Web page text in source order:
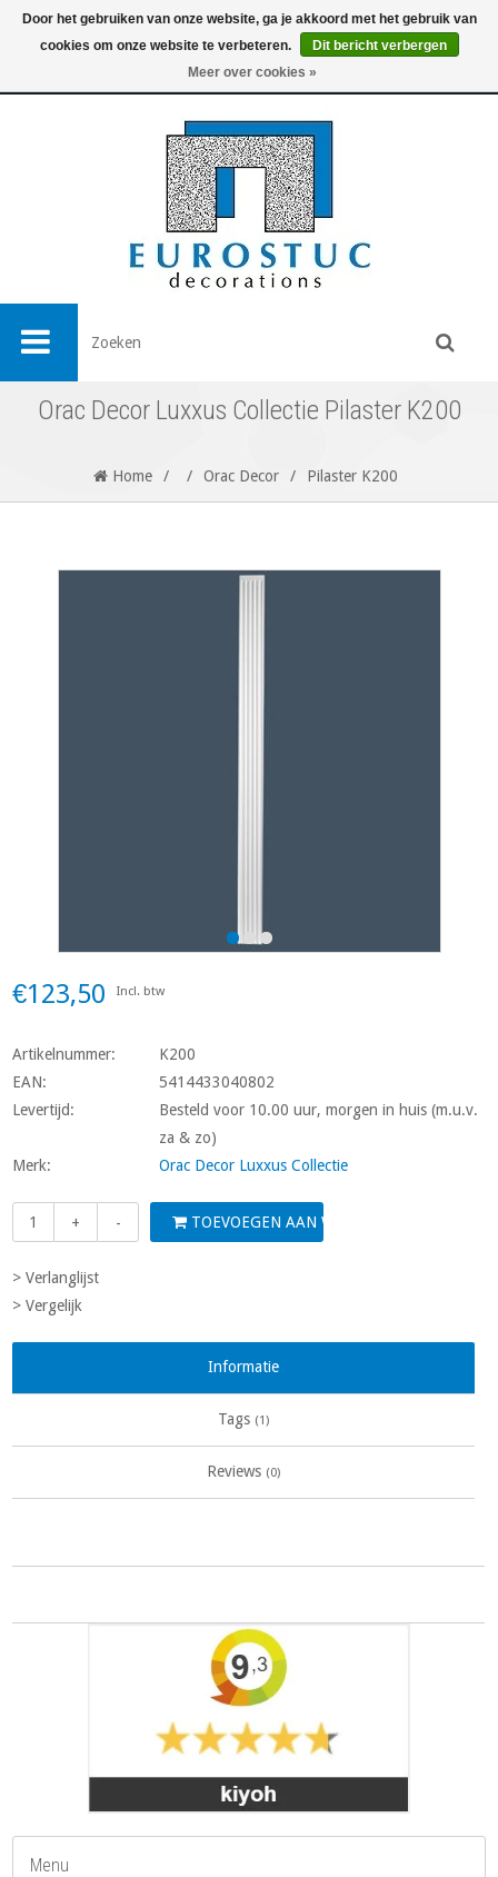
0
Orac Decor Luxxus Collectie Pilaster K200
Home / / Orac Decor / Pilaster K200
€123,50 Incl. btw
Artikelnummer:
K200
EAN:
5414433040802
Levertijd:
Besteld voor 10.00 uur, morgen in huis (m.u.v.
za & zo)
Merk:
Orac Decor Luxxus Collectie
+ - TOEVOEGEN AAN WINKELWAGEN
> Verlanglijst
> Vergelijk
Informatie
Tags (1)
Reviews (0)
Menu
Door het gebruiken van onze website, ga je akkoord met het gebruik van
cookies om onze website te verbeteren.
Dit bericht verbergen
Meer over cookies »